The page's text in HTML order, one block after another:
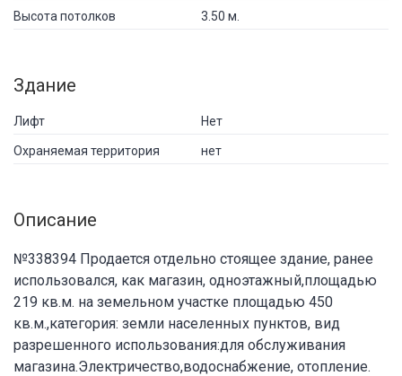
Высота потолков 3.50 м.
Здание
Лифт Нет
Охраняемая территория нет
Описание
№338394 Продается отдельно стоящее здание, ранее
использовался, как магазин, одноэтажный,площадью
219 кв.м. на земельном участке площадью 450
кв.м.,категория: земли населенных пунктов, вид
разрешенного использования:для обслуживания
магазина.Электричество,водоснабжение, отопление.